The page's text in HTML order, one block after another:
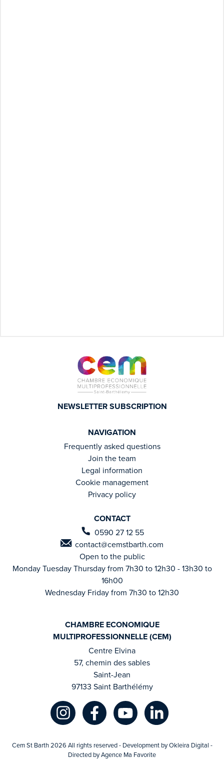
CHAMBRE ECONOMIQUE
MULTIPROFESSIONNELLE (CEM)
Centre Elvina
57, chemin des sables
Saint-Jean
97133 Saint Barthélémy
CONTACT
0590 27 12 55
contact@cemstbarth.com
Open to the public
Monday Tuesday Thursday from 7h30 to 12h30 - 13h30 to
16h00
Wednesday Friday from 7h30 to 12h30
NAVIGATION
Frequently asked questions
Join the team
Legal information
Cookie management
Privacy policy
NEWSLETTER SUBSCRIPTION
Cem St Barth 2026 All rights reserved - Development by Okleira Digital -
Directed byAgence Ma Favorite